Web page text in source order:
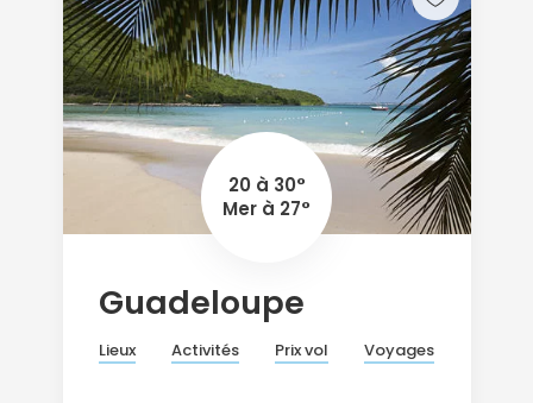
20 à 30°
Mer à 27°
Guadeloupe
Lieux Activités Prix vol Voyages